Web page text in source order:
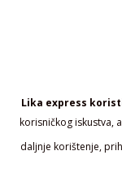
Lika express
korisničkog iskustva,
daljnje korištenje,